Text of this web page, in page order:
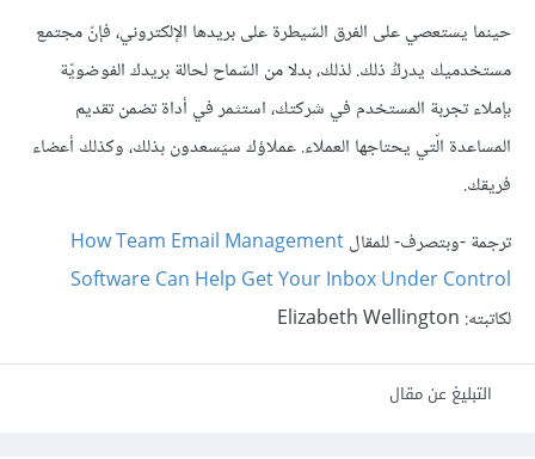
حينما يستعصي على الفرق السّيطرة على بريدها الإلكتروني، فإنّ مجتمع
مستخدميك يدركُ ذلك. لذلك، بدلا من السّماح لحالة بريدك الفوضويّة
بإملاء تجربة المستخدم في شركتك، استثمر في أداة تضمن تقديم
المساعدة الّتي يحتاجها العملاء. عملاؤك سيَسعدون بذلك، وكذلك أعضاء
فريقك.
ترجمة -وبتصرف- للمقالHow Team Email Management
Software Can Help Get Your Inbox Under Control
لكاتبته: Elizabeth Wellington
التبليغ عن مقال